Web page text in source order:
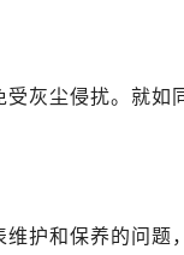
灰尘侵扰。就如
护和保养的问题，